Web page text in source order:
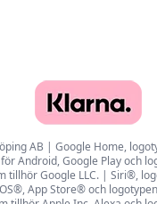
AB | Google Home,
Android, Google Play och
tillhör Google LLC. | Siri®,
App Store® och